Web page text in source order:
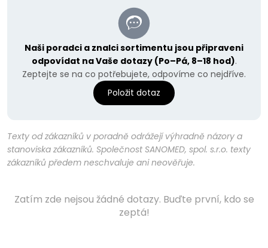
Naši poradci a znalci sortimentu jsou připraveni
odpovídat na Vaše dotazy (Po–Pá, 8–18 hod).
Zeptejte se na co potřebujete, odpovíme co nejdříve.
Položit dotaz
Texty od zákazníků v poradně odrážejí výhradně názory a
stanoviska zákazníků. Společnost SANOMED, spol. s.r.o. texty
zákazníků předem neschvaluje ani neověřuje.
Zatím zde nejsou žádné dotazy. Buďte první, kdo se
zeptá!